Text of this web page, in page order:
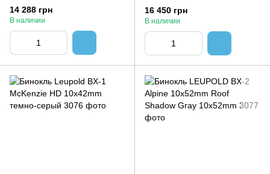
14 288 грн
В наличии
16 450 грн
В наличии